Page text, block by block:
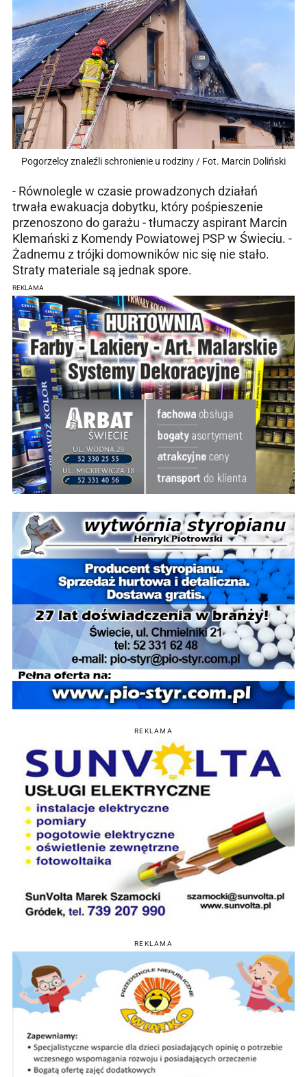
Pogorzelcy znaleźli schronienie u rodziny / Fot. Marcin Doliński
- Równolegle w czasie prowadzonych działań
trwała ewakuacja dobytku, który pośpieszenie
przenoszono do garażu - tłumaczy aspirant Marcin
Klemański z Komendy Powiatowej PSP w Świeciu. -
Żadnemu z trójki domowników nic się nie stało.
Straty materiale są jednak spore.
REKLAMA
REKLAMA
REKLAMA